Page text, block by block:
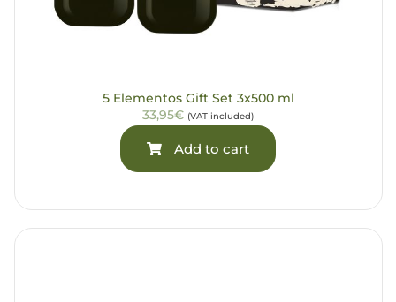
5 Elementos Gift Set 3x500 ml
33,95€ (VAT included)
Add to cart